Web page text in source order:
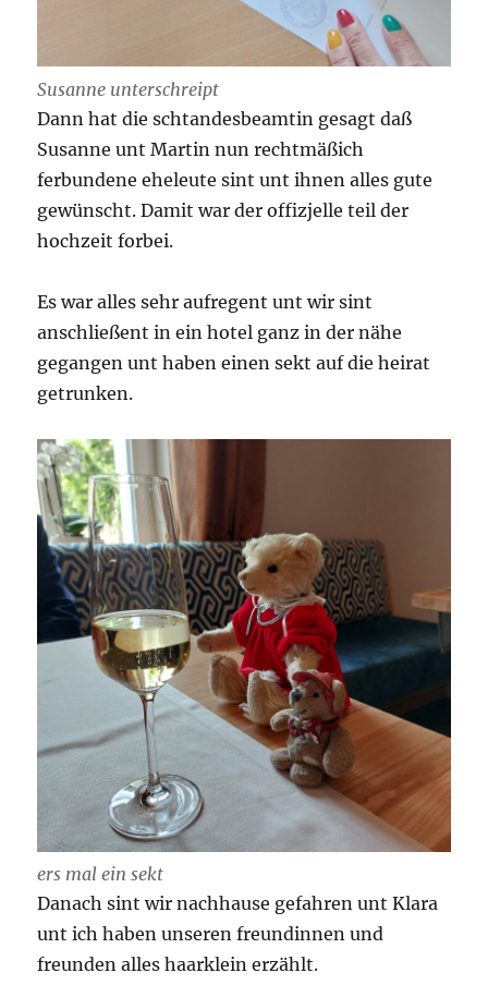
Susanne unterschreipt
Dann hat die schtandesbeamtin gesagt daß
Susanne unt Martin nun rechtmäßich
ferbundene eheleute sint unt ihnen alles gute
gewünscht. Damit war der offizjelle teil der
hochzeit forbei.
Es war alles sehr aufregent unt wir sint
anschließent in ein hotel ganz in der nähe
gegangen unt haben einen sekt auf die heirat
getrunken.
ers mal ein sekt
Danach sint wir nachhause gefahren unt Klara
unt ich haben unseren freundinnen und
freunden alles haarklein erzählt.